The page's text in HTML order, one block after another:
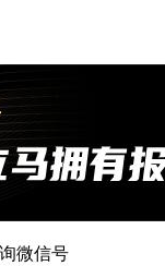
微信号